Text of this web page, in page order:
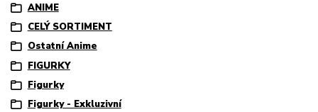
ANIME
CELÝ SORTIMENT
Ostatní Anime
FIGURKY
Figurky
Figurky - Exkluzivní